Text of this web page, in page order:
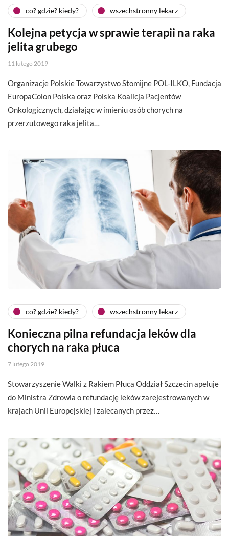
co? gdzie? kiedy? wszechstronny lekarz
Kolejna petycja w sprawie terapii na raka
jelita grubego
11 lutego 2019
Organizacje Polskie Towarzystwo Stomijne POL-ILKO, Fundacja
EuropaColon Polska oraz Polska Koalicja Pacjentów
Onkologicznych, działając w imieniu osób chorych na
przerzutowego raka jelita…
co? gdzie? kiedy? wszechstronny lekarz
Konieczna pilna refundacja leków dla
chorych na raka płuca
7 lutego 2019
Stowarzyszenie Walki z Rakiem Płuca Oddział Szczecin apeluje
do Ministra Zdrowia o refundację leków zarejestrowanych w
krajach Unii Europejskiej i zalecanych przez…